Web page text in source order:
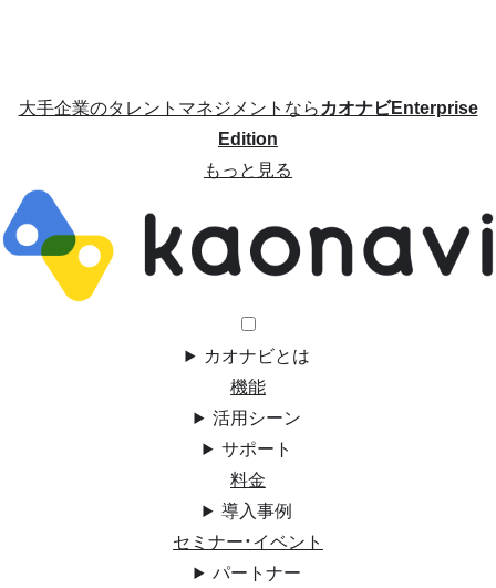
大手企業のタレントマネジメントならカオナビEnterprise
Edition
もっと見る
カオナビとは
機能
活用シーン
サポート
料金
導入事例
セミナー・イベント
パートナー